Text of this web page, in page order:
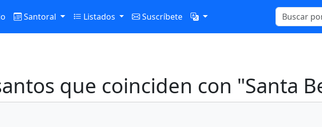
Santoral Listados Suscríbete
que coinciden con "Santa